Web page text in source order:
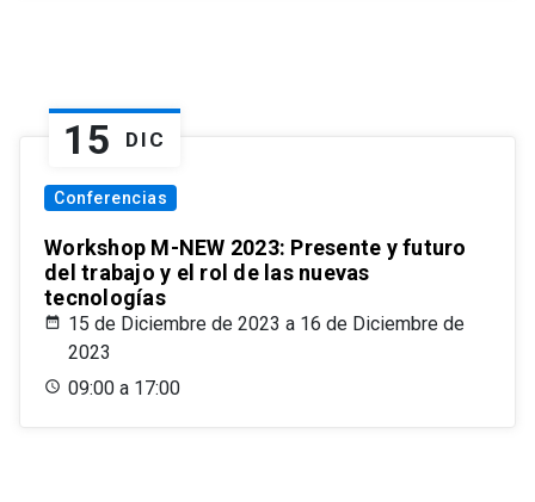
15 DIC
Conferencias
Workshop M-NEW 2023: Presente y futuro
del trabajo y el rol de las nuevas
tecnologías
15 de Diciembre de 2023 a 16 de Diciembre de
2023
09:00 a 17:00